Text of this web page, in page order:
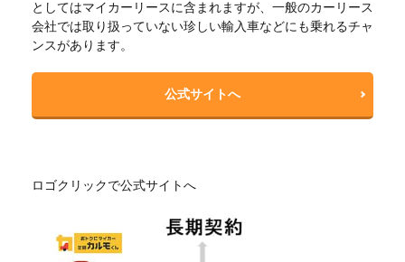
としてはマイカーリースに含まれますが、一般のカーリース
会社では取り扱っていない珍しい輸入車などにも乗れるチャ
ンスがあります。
公式サイトへ
ロゴクリックで公式サイトへ